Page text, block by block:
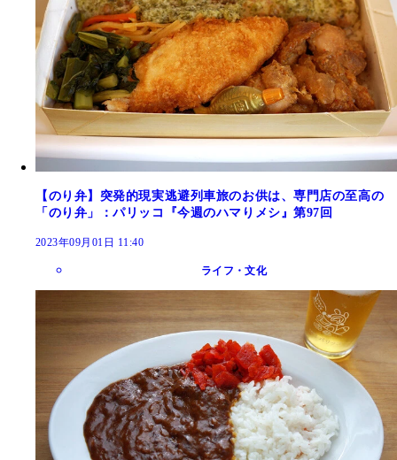
【のり弁】突発的現実逃避列車旅のお供は、専門店の至高の
「のり弁」：パリッコ『今週のハマりメシ』第97回
2023年09月01日 11:40
ライフ・文化